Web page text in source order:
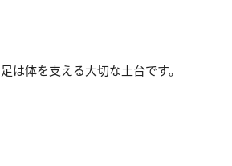
足は体を支える大切な土台です。